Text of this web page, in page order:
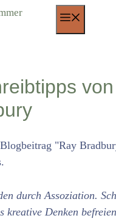
durch Assoziation.
kreative Denken befreien